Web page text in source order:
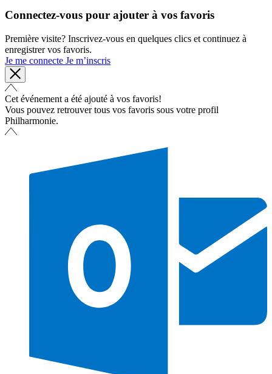
Connectez-vous pour ajouter à vos favoris
Première visite? Inscrivez-vous en quelques clics et continuez à
enregistrer vos favoris.
Je me connecte Je m’inscris
Cet événement a été ajouté à vos favoris!
Vous pouvez retrouver tous vos favoris sous votre profil
Philharmonie.